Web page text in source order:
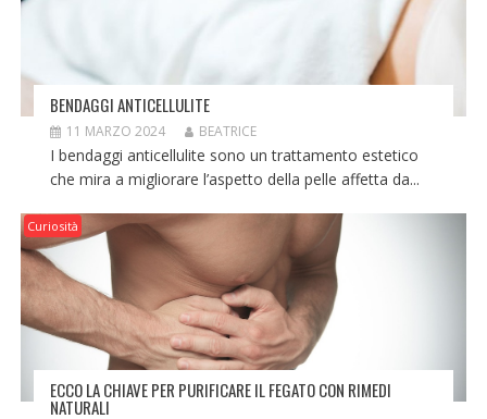
BENDAGGI ANTICELLULITE
11 MARZO 2024 BEATRICE
I bendaggi anticellulite sono un trattamento estetico
che mira a migliorare l’aspetto della pelle affetta da...
Curiosità
ECCO LA CHIAVE PER PURIFICARE IL FEGATO CON RIMEDI
NATURALI